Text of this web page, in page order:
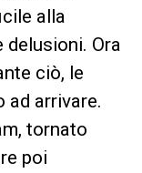
alla
Ora
ciò, le
arrivare.
tornato
poi